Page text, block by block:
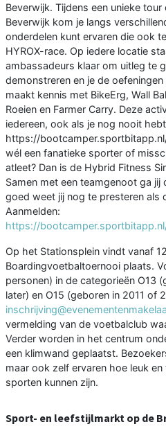
Beverwijk. Tijdens een unieke
Beverwijk kom je langs
onderdelen kunt ervaren die ook
HYROX-race. Op iedere locatie
ambassadeurs klaar om uitleg te
demonstreren en je de
maakt kennis met BikeErg, Wall
Roeien en Farmer Carry. Deze
iedereen, ook als je nog nooit
https://
wél een fanatieke sporter of
atleet? Dan is de Hybrid Fitness
Samen met een teamgenoot ga jij
goed weet jij nog te presteren als
Aanmelden:
https://
Op het Stationsplein vindt vanaf
Boardingvoetbaltoernooi plaats.
personen) in de categorieën O13
later) en O15 (geboren in 2011 of
vermelding van de voetbalclub
Verder worden in het centrum
een klimwand geplaatst.
maar ook zelf ervaren hoe leuk
sporten kunnen zijn.
Sport- en leefstijlmarkt op de